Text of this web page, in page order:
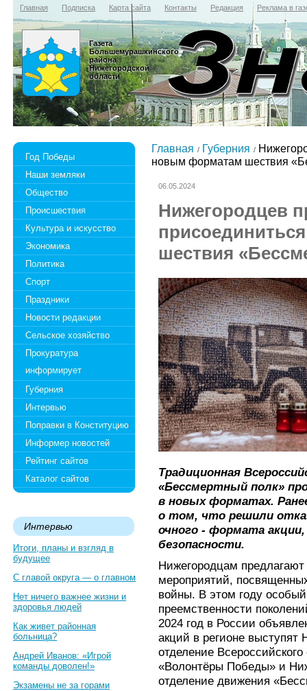
Главная Подписка Карта сайта Контакты Редакция Реклама в
Газета
Большемурашкинского
района
Нижегородской
области
Год Победы
Наши земляки
Общество
Происшествия
Культура и искусство
Экономика
Политика
Спорт
Праздники
Новости редакции
Сельское хозяйство
Прокуратура
информирует
Губерния
Интервью
Поправки в Конституцию
Информер новостей
Рейтинг сайтов
Каталог сайтов
Интервью
Итоги, планы и взгляд в
будущее
С главой округа — о главном
Нет ничего важнее жизни и
здоровья людей
Как живет районная
больница?
Андрей Иванов: «Игрой
команды доволен!»
Экзамены не за горами
Главная Губерния
новым форматам шествия
06.05.2024
Нижегородцев
шествия
Традиционная
«Бессмертный полк»
в новых форматах.
о том, что решили
очного - формата
безопасности.
Нижегородцам
мероприятий,
войны. В этом году
преемственности
2024 год в России
акций в регионе выступят
отделение
«Волонтёры Победы» и
отделение движения